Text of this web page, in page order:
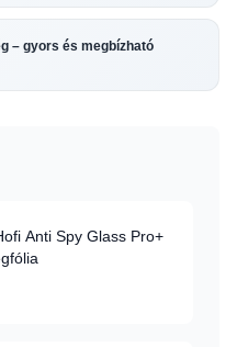
– gyors és megbízható
Anti Spy Glass Pro+